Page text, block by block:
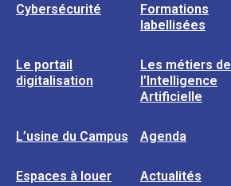
Cybersécurité
Formations
labellisées
Le portail
digitalisation
Les métiers de
l’Intelligence
Artificielle
L’usine du Campus Agenda
Espaces à louer Actualités